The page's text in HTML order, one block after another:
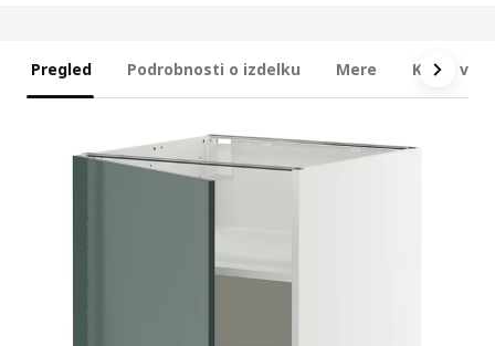
Pregled Podrobnosti o izdelku Mere Kaj je